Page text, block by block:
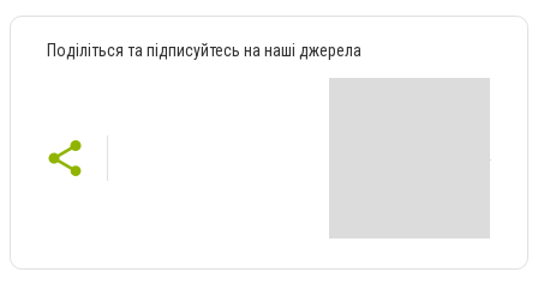
Поділіться та підписуйтесь на наші джерела